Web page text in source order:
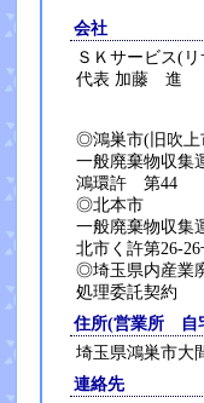
会社
ＳＫサービ
代表 加藤 進
◎鴻巣市(旧吹上
一般廃棄物収集
鴻環許 第44
◎北本市
一般廃棄物収集
北市く許第26-26
◎埼玉県内産業
処理委託契約
住所(営業所 自
埼玉県鴻巣市大
連絡先